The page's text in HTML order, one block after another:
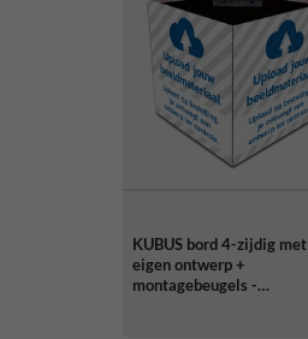
KUBUS bord 4-zijdig met
eigen ontwerp +
montagebeugels -